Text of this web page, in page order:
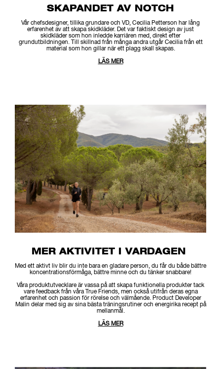
SKAPANDET AV NOTCH
Vår chefsdesigner, tillika grundare och VD, Cecilia Petterson har lång
erfarenhet av att skapa skidkläder. Det var faktiskt design av just
skidkläder som hon inledde karriären med, direkt efter
grundutbildningen. Till skillnad från många andra utgår Cecilia från ett
material som hon gillar när ett plagg skall skapas.
LÄS MER
MER AKTIVITET I VARDAGEN
Med ett aktivt liv blir du inte bara en gladare person, du får du både bättre
koncentrationsförmåga, bättre minne och du tänker snabbare!
Våra produktutvecklare är vassa på att skapa funktionella produkter tack
vare feedback från våra True Friends, men också utifrån deras egna
erfarenhet och passion för rörelse och välmående. Product Developer
Malin delar med sig av sina bästa träningsrutiner och energirika recept på
mellanmål.
LÄS MER